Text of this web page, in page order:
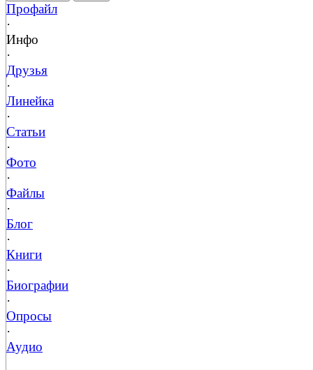
Профайл
·
Инфо
·
Друзья
·
Линейка
·
Статьи
·
Фото
·
Файлы
·
Блог
·
Книги
·
Биографии
·
Опросы
·
Аудио